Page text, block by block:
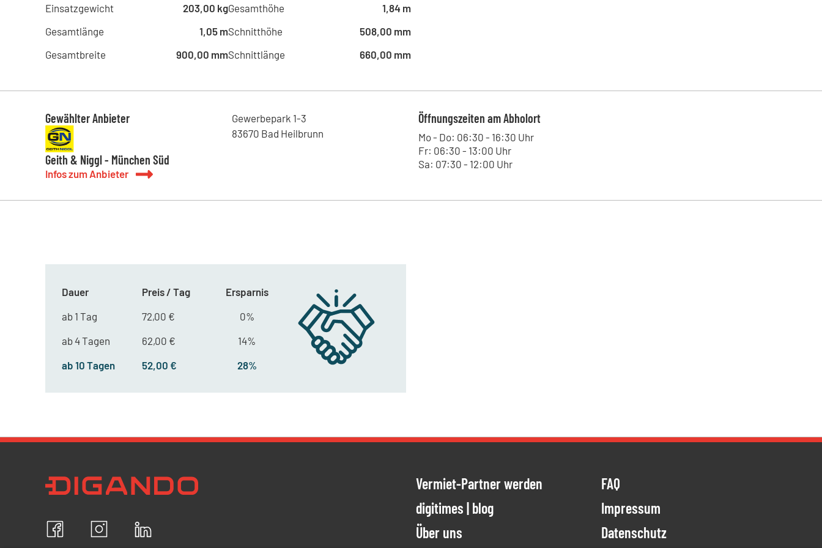
Einsatzgewicht
203,00 kg
Gesamtlänge
1,05 m
Gesamtbreite
900,00 mm
Gesamthöhe
1,84 m
Schnitthöhe
508,00 mm
Schnittlänge
660,00 mm
Gewählter Anbieter
Geith & Niggl - München Süd
Infos zum Anbieter
Gewerbepark 1-3
83670 Bad Heilbrunn
Öffnungszeiten am Abholort
Mo - Do: 06:30 - 16:30 Uhr
Fr: 06:30 - 13:00 Uhr
Sa: 07:30 - 12:00 Uhr
Dauer Preis / Tag
Ersparnis
ab 1 Tag
72,00 €
0%
ab 4 Tagen
62,00 €
14%
ab 10 Tagen
52,00 € 28%
Facebook Instagram
Ich bestätige, dass ich dieDatenschutzrichtlinien
Vermiet-Partner werden
digitimes | blog
Über uns
FAQ
Impressum
Datenschutz